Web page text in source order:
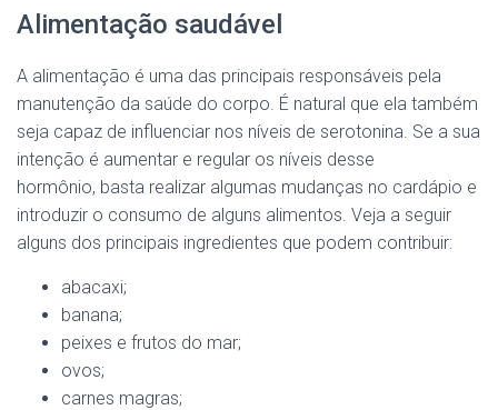
Alimentação saudável
A alimentação é uma das principais responsáveis pela
manutenção da saúde do corpo. É natural que ela também
seja capaz de influenciar nos níveis de serotonina. Se a sua
intenção é aumentar e regular os níveis desse
hormônio, basta realizar algumas mudanças no cardápio e
introduzir o consumo de alguns alimentos. Veja a seguir
alguns dos principais ingredientes que podem contribuir:
abacaxi;
banana;
peixes e frutos do mar;
ovos;
carnes magras;